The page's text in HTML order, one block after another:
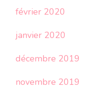
février 2020
janvier 2020
décembre 2019
novembre 2019